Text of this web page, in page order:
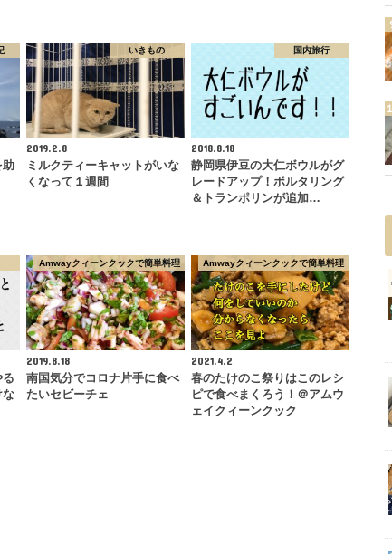
助
いきもの
2019.2.8
ミルクティーキャットがいな
くなって１週間
国内旅行
2018.8.18
静岡県伊豆の大仁ボウルがグ
レードアップ！ボルタリング
＆トランポリンが追加…
な
Amwayクィーンクックで簡単料理
2019.8.18
南国気分でコロナ片手に食べ
たいセビーチェ
Amwayクィーンクックで簡単料理
2021.4.2
春のたけのこ祭りはこのレシ
ピで食べまくろう！＠アムウ
ェイクィーンクック